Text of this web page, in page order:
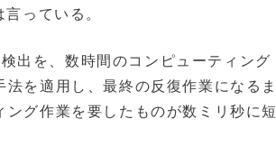
っている。
出を、数時間のコンピューティング
を適用し、最終の反復作業になるま
グ作業を要したものが数ミリ秒に短